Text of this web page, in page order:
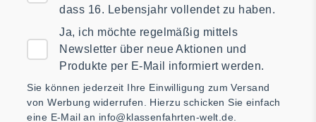
dass 16. Lebensjahr vollendet zu haben.
Ja, ich möchte regelmäßig mittels
Newsletter über neue Aktionen und
Produkte per E-Mail informiert werden.
Sie können jederzeit Ihre Einwilligung zum Versand
von Werbung widerrufen. Hierzu schicken Sie einfach
eine E-Mail an info@klassenfahrten-welt.de.